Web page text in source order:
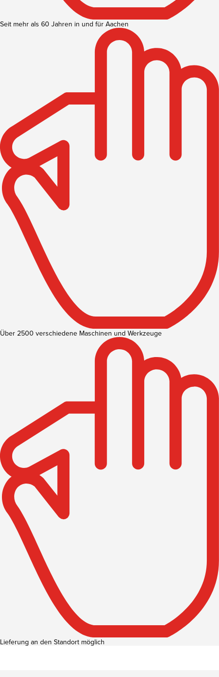
Seit mehr als 60 Jahren in und für Aachen
Über 2500 verschiedene Maschinen und Werkzeuge
Lieferung an den Standort möglich